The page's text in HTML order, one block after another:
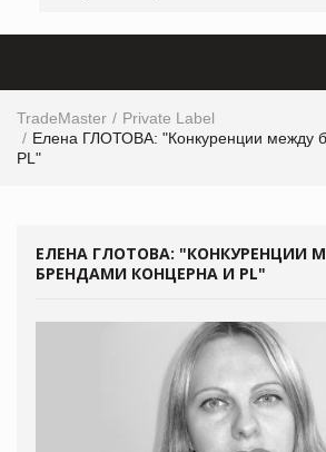
TradeMaster
Private Label
Елена ГЛОТОВА: "Конкуренции между
PL"
ЕЛЕНА ГЛОТОВА: "КОНКУРЕНЦИИ
БРЕНДАМИ КОНЦЕРНА И PL"